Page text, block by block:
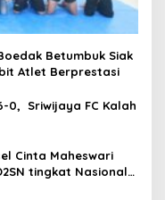
Betumbuk Siak
Atlet Berprestasi
0, Sriwijaya FC Kalah
Cinta Maheswari
tingkat Nasional